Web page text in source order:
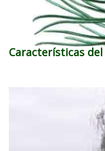
Características